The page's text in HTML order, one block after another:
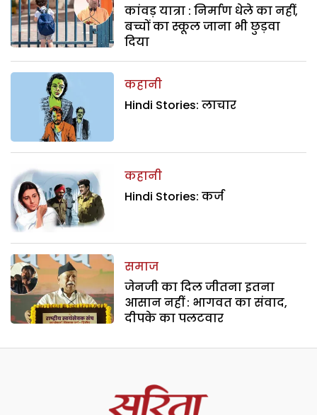
कांवड़ यात्रा : निर्माण धेले का नहीं,
बच्चों का स्कूल जाना भी छुड़वा
दिया
कहानी
Hindi Stories: लाचार
कहानी
Hindi Stories: कर्ज
समाज
जेनजी का दिल जीतना इतना
आसान नहीं : भागवत का संवाद,
दीपके का पलटवार